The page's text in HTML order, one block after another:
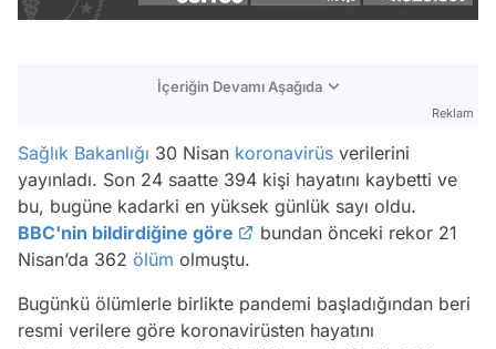
İçeriğin Devamı Aşağıda
Reklam
Sağlık Bakanlığı 30 Nisan koronavirüs verilerini
yayınladı. Son 24 saatte 394 kişi hayatını kaybetti ve
bu, bugüne kadarki en yüksek günlük sayı oldu.
BBC'nin bildirdiğine göre
bundan önceki rekor 21
Nisan’da 362 ölüm olmuştu.
Bugünkü ölümlerle birlikte pandemi başladığından beri
resmi verilere göre koronavirüsten hayatını